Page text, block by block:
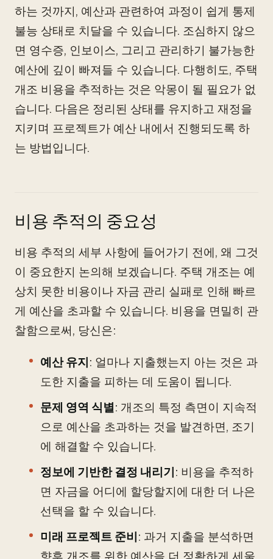
하는 것까지, 예산과 관련하여 과정이 쉽게 통제
불능 상태로 치달을 수 있습니다. 조심하지 않으
면 영수증, 인보이스, 그리고 관리하기 불가능한
예산에 깊이 빠져들 수 있습니다. 다행히도, 주택
개조 비용을 추적하는 것은 악몽이 될 필요가 없
습니다. 다음은 정리된 상태를 유지하고 재정을
지키며 프로젝트가 예산 내에서 진행되도록 하
는 방법입니다.
비용 추적의 중요성
비용 추적의 세부 사항에 들어가기 전에, 왜 그것
이 중요한지 논의해 보겠습니다. 주택 개조는 예
상치 못한 비용이나 자금 관리 실패로 인해 빠르
게 예산을 초과할 수 있습니다. 비용을 면밀히 관
찰함으로써, 당신은:
예산 유지: 얼마나 지출했는지 아는 것은 과
도한 지출을 피하는 데 도움이 됩니다.
문제 영역 식별: 개조의 특정 측면이 지속적
으로 예산을 초과하는 것을 발견하면, 조기
에 해결할 수 있습니다.
정보에 기반한 결정 내리기: 비용을 추적하
면 자금을 어디에 할당할지에 대한 더 나은
선택을 할 수 있습니다.
미래 프로젝트 준비: 과거 지출을 분석하면